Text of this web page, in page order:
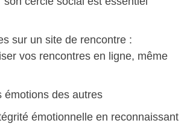
sur un site de rencontre :
vos rencontres en ligne, même
émotions des autres
émotionnelle en reconnaissant